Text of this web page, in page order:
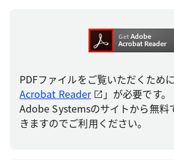
PDFファイルをご覧いただくため
Acrobat Reader
」が必要です。
Adobe Systemsのサイトから無料
きますのでご利用ください。